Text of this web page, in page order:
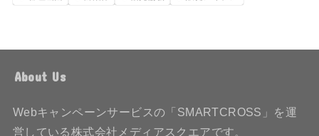
About Us
Webキャンペーンサービスの「SMARTCROSS」を運
営している株式会社メディアスクエアです。